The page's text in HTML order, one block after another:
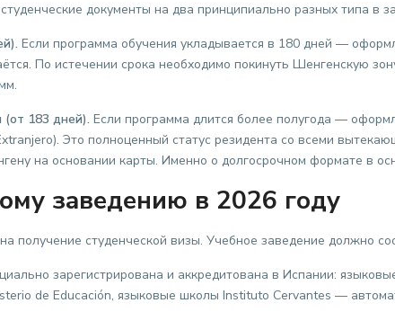
документы на два принципиально разных типа в
Если программа обучения укладывается в 180 дней —
По истечении срока необходимо покинуть Шенгенскую
(от 183 дней). Если программа длится более полугода —
Это полноценный статус резидента со всеми
на основании карты. Именно о долгосрочном формате в
заведению в 2026 году
получение студенческой визы. Учебное заведение должно
зарегистрирована и аккредитована в Испании:
de Educación, языковые школы Instituto Cervantes —